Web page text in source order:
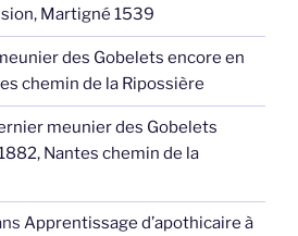
Martigné 1539
des Gobelets encore en
chemin de la Ripossière
meunier des Gobelets
Nantes chemin de la
Apprentissage d’apothicaire à